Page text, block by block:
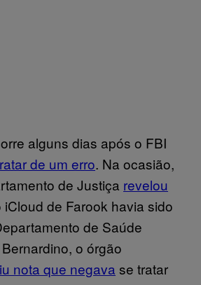
alguns dias após o FBI
de um erro. Na ocasião,
de Justiça revelou
de Farook havia sido
de Saúde
o órgão
nota que negava se tratar